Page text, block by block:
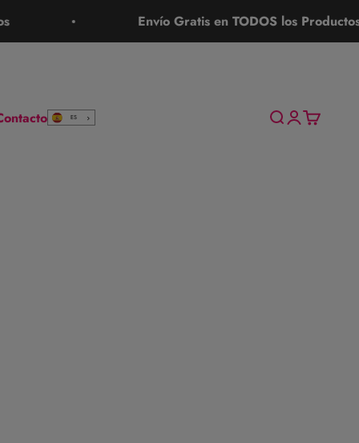
Envío Gratis en TODOS los Productos
ES BuscarIniciar sesión
Carrito